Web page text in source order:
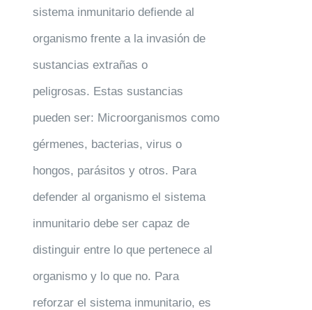
sistema inmunitario defiende al
organismo frente a la invasión de
sustancias extrañas o
peligrosas. Estas sustancias
pueden ser: Microorganismos como
gérmenes, bacterias, virus o
hongos, parásitos y otros. Para
defender al organismo el sistema
inmunitario debe ser capaz de
distinguir entre lo que pertenece al
organismo y lo que no. Para
reforzar el sistema inmunitario, es